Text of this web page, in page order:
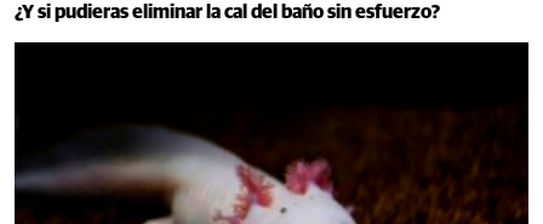
¿Y si pudieras eliminar la cal del baño sin esfuerzo?